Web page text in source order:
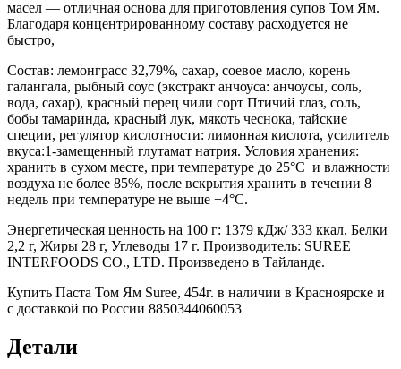
масел — отличная основа для приготовления супов Том Ям.
Благодаря концентрированному составу расходуется не
быстро,
Состав: лемонграсс 32,79%, сахар, соевое масло, корень
галангала, рыбный соус (экстракт анчоуса: анчоусы, соль,
вода, сахар), красный перец чили сорт Птичий глаз, соль,
бобы тамаринда, красный лук, мякоть чеснока, тайские
специи, регулятор кислотности: лимонная кислота, усилитель
вкуса:1-замещенный глутамат натрия. Условия хранения:
хранить в сухом месте, при температуре до 25°C и влажности
воздуха не более 85%, после вскрытия хранить в течении 8
недель при температуре не выше +4°С.
Энергетическая ценность на 100 г: 1379 кДж/ 333 ккал, Белки
2,2 г, Жиры 28 г, Углеводы 17 г. Производитель: SUREE
INTERFOODS CO., LTD. Произведено в Тайланде.
Купить Паста Том Ям Suree, 454г. в наличии в Красноярске и
с доставкой по России 8850344060053
Детали